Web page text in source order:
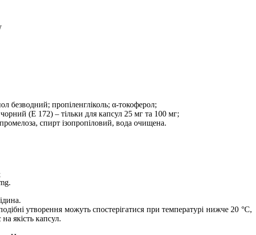
безводний; пропіленгліколь; α-токоферол;
(Е 172) – тільки для капсул 25 мг та 100 мг;
спирт ізопропіловий, вода очищена.
утворення можуть спостерігатися при температурі нижче 20 °С,
якість капсул.